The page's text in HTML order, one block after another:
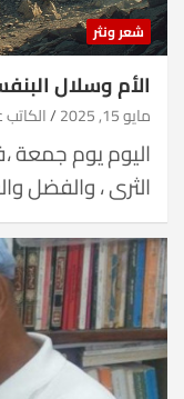
شعر ونثر
الأم وسلال
مايو 15, 2025
اليوم يوم جمعة
الثرى ، والفضل